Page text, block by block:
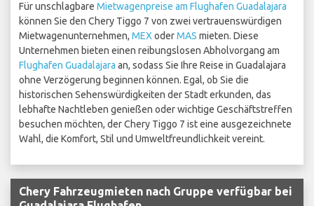
Für unschlagbare Mietwagenpreise am Flughafen Guadalajara
können Sie den Chery Tiggo 7 von zwei vertrauenswürdigen
Mietwagenunternehmen, MEX oderMAS mieten. Diese
Unternehmen bieten einen reibungslosen Abholvorgang am
Flughafen Guadalajara an, sodass Sie Ihre Reise in Guadalajara
ohne Verzögerung beginnen können. Egal, ob Sie die
historischen Sehenswürdigkeiten der Stadt erkunden, das
lebhafte Nachtleben genießen oder wichtige Geschäftstreffen
besuchen möchten, der Chery Tiggo 7 ist eine ausgezeichnete
Wahl, die Komfort, Stil und Umweltfreundlichkeit vereint.
Chery Fahrzeugmieten nach Gruppe verfügbar bei